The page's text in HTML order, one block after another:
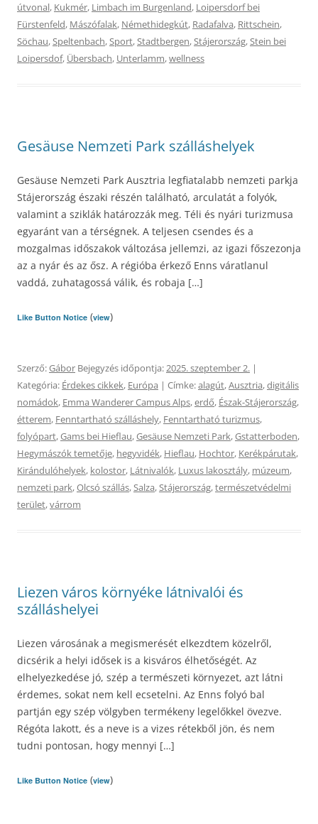
útvonal, Kukmér, Limbach im Burgenland, Loipersdorf bei
Fürstenfeld, Mászófalak, Némethidegkút, Radafalva, Rittschein,
Söchau,Speltenbach,Sport,Stadtbergen,Stájerország,Stein bei
Loipersdof, Übersbach, Unterlamm,wellness
Gesäuse Nemzeti Park szálláshelyek
Gesäuse Nemzeti Park Ausztria legfiatalabb nemzeti parkja
Stájerország északi részén található, arculatát a folyók,
valamint a sziklák határozzák meg. Téli és nyári turizmusa
egyaránt van a térségnek. A teljesen csendes és a
mozgalmas időszakok változása jellemzi, az igazi főszezonja
az a nyár és az ősz. A régióba érkező Enns váratlanul
vaddá, zuhatagossá válik, és robaja […]
Like Button Notice (view)
Szerző:Gábor Bejegyzés időpontja:2025. szeptember 2. |
Kategória: Érdekes cikkek, Európa | Címke:alagút,Ausztria,digitális
nomádok, Emma Wanderer Campus Alps,erdő, Észak-Stájerország,
étterem, Fenntartható szálláshely, Fenntartható turizmus,
folyópart,Gams bei Hieflau,Gesäuse Nemzeti Park,Gstatterboden,
Hegymászók temetője, hegyvidék, Hieflau, Hochtor, Kerékpárutak,
Kirándulóhelyek, kolostor, Látnivalók, Luxus lakosztály, múzeum,
nemzeti park,Olcsó szállás,Salza,Stájerország,természetvédelmi
terület,várrom
Liezen város környéke látnivalói és
szálláshelyei
Liezen városának a megismerését elkezdtem közelről,
dicsérik a helyi idősek is a kisváros élhetőségét. Az
elhelyezkedése jó, szép a természeti környezet, azt látni
érdemes, sokat nem kell ecsetelni. Az Enns folyó bal
partján egy szép völgyben termékeny legelőkkel övezve.
Régóta lakott, és a neve is a vizes rétekből jön, és nem
tudni pontosan, hogy mennyi […]
Like Button Notice (view)